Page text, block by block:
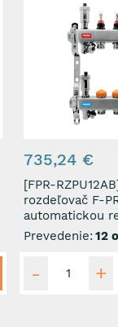
735,24 €
[FPR-RZPU12AB]
rozdeľovač F-
automatickou
prietoku 12
Prevedenie: 12